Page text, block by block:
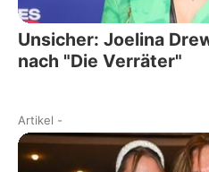
Unsicher: Joelina
nach "Die Verräter"
Artikel -